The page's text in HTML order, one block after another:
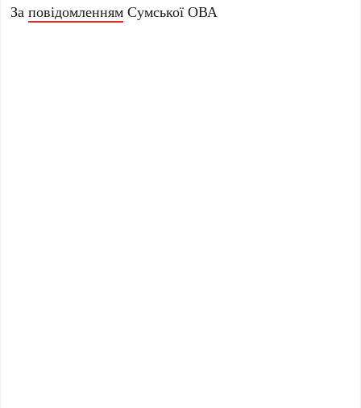
Заповідомленням Сумської ОВА